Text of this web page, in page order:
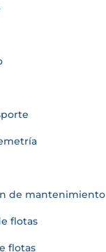
de mantenimiento
flotas
flotas